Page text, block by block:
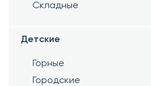
Складные
Детские
Горные
Городские